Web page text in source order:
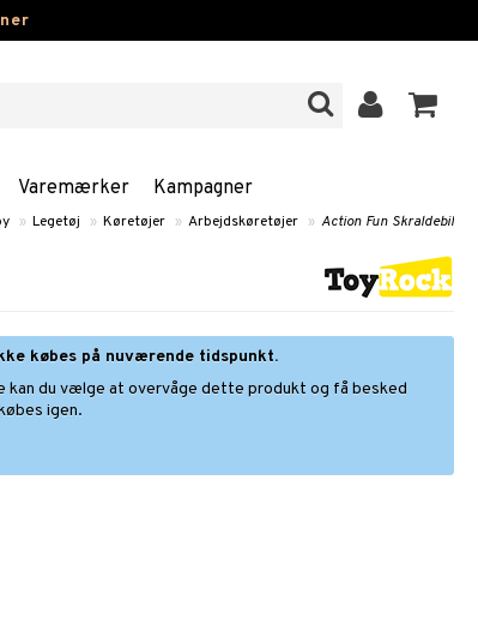
Varemærker Kampagner
» Legetøj » Køretøjer » Arbejdskøretøjer » Action Fun Skraldebil
købes på nuværende tidspunkt.
kan du vælge at overvåge dette produkt og få besked
igen.